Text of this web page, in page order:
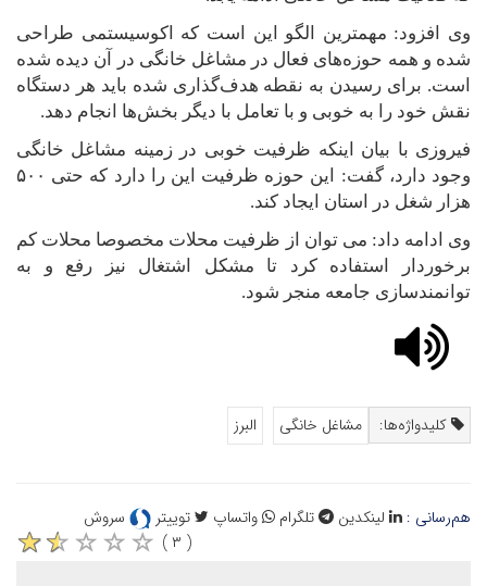
وی افزود: مهمترین الگو این است که اکوسیستمی طراحی
شده و همه حوزه‌های فعال در مشاغل خانگی در آن دیده شده
است. برای رسیدن به نقطه هدف‌گذاری شده باید هر دستگاه
نقش خود را به خوبی و با تعامل با دیگر بخش‌ها انجام دهد.
فیروزی با بیان اینکه ظرفیت خوبی در زمینه مشاغل خانگی
وجود دارد، گفت: این حوزه ظرفیت این را دارد که حتی ۵۰۰
هزار شغل در استان ایجاد کند.
وی ادامه داد: می توان از ظرفیت محلات مخصوصا محلات کم
برخوردار استفاده کرد تا مشکل اشتغال نیز رفع و به
توانمندسازی جامعه منجر شود.
کلیدواژه‌ها: مشاغل خانگی البرز
هم‌رسانی : لینکدین تلگرام واتساپ توییتر
سروش
( ۳ )